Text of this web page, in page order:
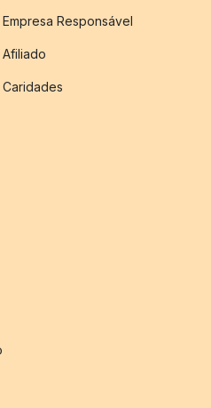
Empresa Responsável
Afiliado
Caridades